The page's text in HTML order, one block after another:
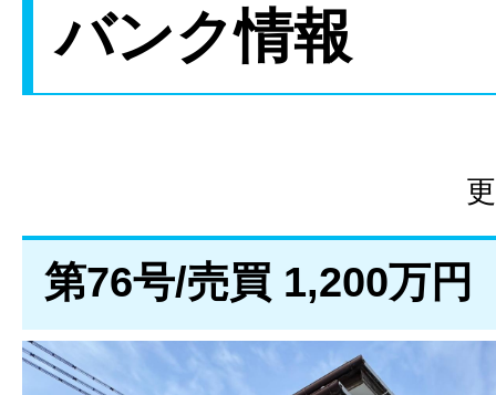
バンク情報
第76号/売買 1,200万円